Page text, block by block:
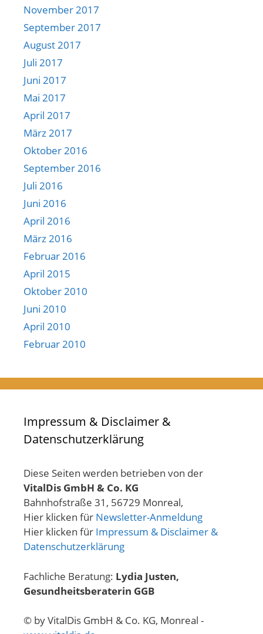
November 2017
September 2017
August 2017
Juli 2017
Juni 2017
Mai 2017
April 2017
März 2017
Oktober 2016
September 2016
Juli 2016
Juni 2016
April 2016
März 2016
Februar 2016
April 2015
Oktober 2010
Juni 2010
April 2010
Februar 2010
Impressum & Disclaimer &
Datenschutzerklärung
Diese Seiten werden betrieben von der
VitalDis GmbH & Co. KG
Bahnhofstraße 31, 56729 Monreal,
Hier klicken für Newsletter-Anmeldung
Hier klicken für Impressum & Disclaimer &
Datenschutzerklärung
Fachliche Beratung: Lydia Justen,
Gesundheitsberaterin GGB
© by VitalDis GmbH & Co. KG, Monreal -